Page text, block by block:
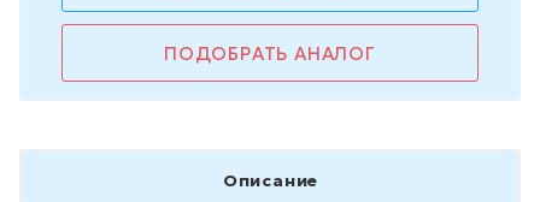
ПОДОБРАТЬ АНАЛОГ
Описание